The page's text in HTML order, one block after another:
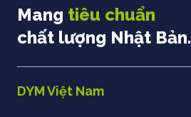
Mang tiêu chuẩn
chất lượng Nhật Bản.
DYM Việt Nam